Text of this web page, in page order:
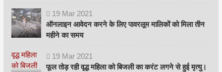
19 Mar 2021
ऑनलाइन आवेदन करने के लिए पावरलूम मालिकों को मिला तीन
महीने का समय
19 Mar 2021
फूल तोड़ रही वृद्ध महिला को बिजली का करंट लगने से हुई मृत्यु।